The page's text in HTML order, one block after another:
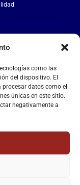
como las
del dispositivo. El
datos como el
únicas en este sitio.
negativamente a